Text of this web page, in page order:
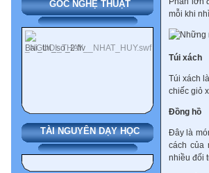
GÓC NGHỆ THUẬT
TÀI NGUYÊN DẠY HỌC
mỗi khi
Túi xách
Túi xách
chiếc giỏ
Đồng hồ
Đây là
cách của
nhiều đối